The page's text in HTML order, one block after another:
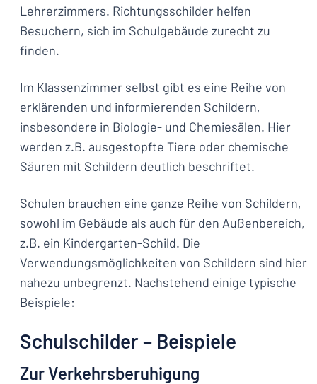
Lehrerzimmers. Richtungsschilder helfen
Besuchern, sich im Schulgebäude zurecht zu
finden.
Im Klassenzimmer selbst gibt es eine Reihe von
erklärenden und informierenden Schildern,
insbesondere in Biologie- und Chemiesälen. Hier
werden z.B. ausgestopfte Tiere oder chemische
Säuren mit Schildern deutlich beschriftet.
Schulen brauchen eine ganze Reihe von Schildern,
sowohl im Gebäude als auch für den Außenbereich,
z.B. ein Kindergarten-Schild. Die
Verwendungsmöglichkeiten von Schildern sind hier
nahezu unbegrenzt. Nachstehend einige typische
Beispiele:
Schulschilder – Beispiele
Zur Verkehrsberuhigung